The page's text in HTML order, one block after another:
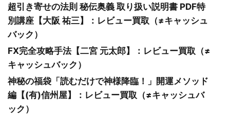
超引き寄せの法則 秘伝奥義 取り扱い説明書 PDF特
別講座【大阪 祐三】：レビュー買取（≠キャッシュ
バック）
FX完全攻略手法【二宮 元太郎】：レビュー買取（≠
キャッシュバック）
神秘の福袋「読むだけで神様降臨！」開運メソッド
編【(有)信州屋】：レビュー買取（≠キャッシュバ
ック）